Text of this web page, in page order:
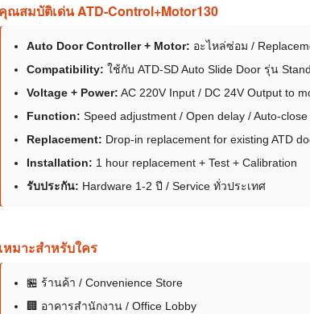
คุณสมบัติเด่น ATD-Control+Motor130
Auto Door Controller + Motor: อะไหล่ซ่อม /
Compatibility: ใช้กับ ATD-SD Auto Slide Door รุ่น
Voltage + Power: AC 220V Input / DC 24V Output to
Function: Speed adjustment / Open delay / Auto-
Replacement: Drop-in replacement for existing ATD
Installation: 1 hour replacement + Test + Calibration
รับประกัน: Hardware 1-2 ปี / Service ทั่วประเทศ
เหมาะสำหรับใคร
🏪 ร้านค้า / Convenience Store
🏢 อาคารสำนักงาน / Office Lobby